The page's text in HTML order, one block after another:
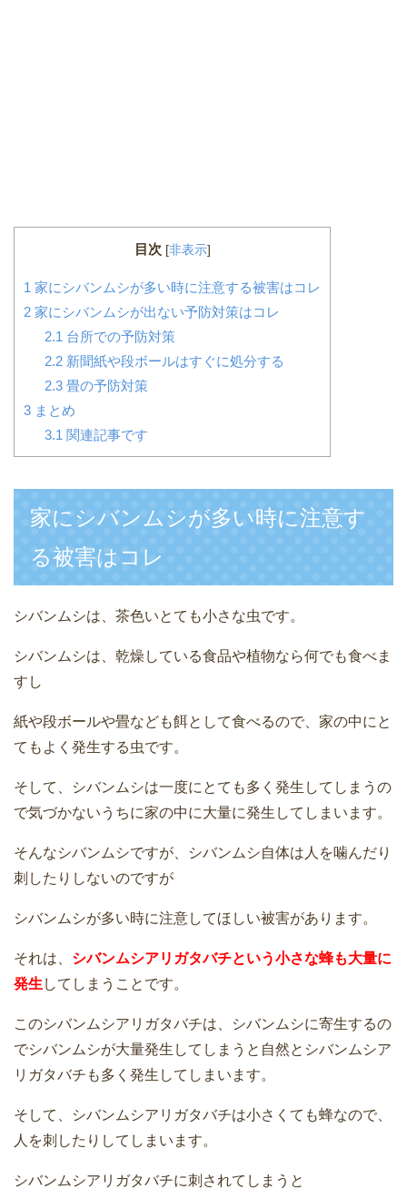
目次 [非表示]
1 家にシバンムシが多い時に注意する被害はコレ
2 家にシバンムシが出ない予防対策はコレ
2.1 台所での予防対策
2.2新聞紙や段ボールはすぐに処分する
2.3畳の予防対策
3 まとめ
3.1 関連記事です
家にシバンムシが多い時に注意す
る被害はコレ
シバンムシは、茶色いとても小さな虫です。
シバンムシは、乾燥している食品や植物なら何でも食べま
すし
紙や段ボールや畳なども餌として食べるので、家の中にと
てもよく発生する虫です。
そして、シバンムシは一度にとても多く発生してしまうの
で気づかないうちに家の中に大量に発生してしまいます。
そんなシバンムシですが、シバンムシ自体は人を噛んだり
刺したりしないのですが
シバンムシが多い時に注意してほしい被害があります。
それは、 シバンムシアリガタバチという小さな蜂も大量に
発生 してしまうことです。
このシバンムシアリガタバチは、シバンムシに寄生するの
でシバンムシが大量発生してしまうと自然とシバンムシア
リガタバチも多く発生してしまいます。
そして、シバンムシアリガタバチは小さくても蜂なので、
人を刺したりしてしまいます。
シバンムシアリガタバチに刺されてしまうと